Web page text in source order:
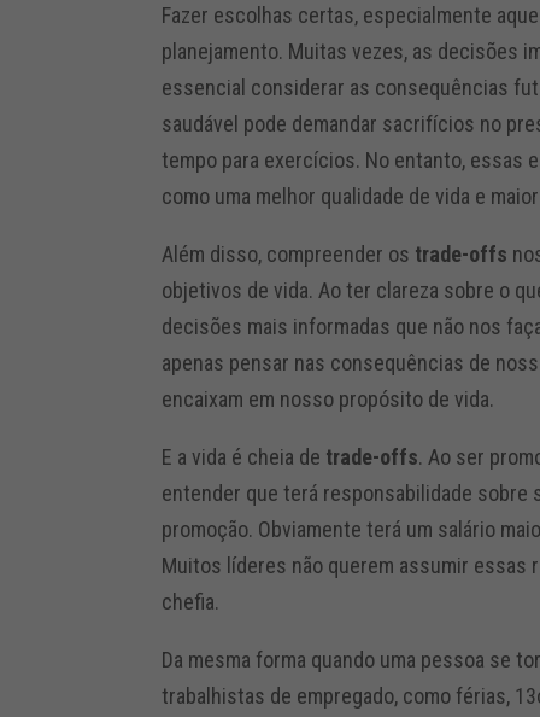
Fazer escolhas certas, especialmente
planejamento. Muitas vezes, as decisões
essencial considerar as consequências
saudável pode demandar sacrifícios no
tempo para exercícios. No entanto, essas
como uma melhor qualidade de vida e
Além disso, compreender os trade-offs
objetivos de vida. Ao ter clareza sobre o
decisões mais informadas que não nos
apenas pensar nas consequências de
encaixam em nosso propósito de vida.
E a vida é cheia de trade-offs. Ao ser
entender que terá responsabilidade sobre
promoção. Obviamente terá um salário
Muitos líderes não querem assumir essas
chefia.
Da mesma forma quando uma pessoa se
trabalhistas de empregado, como férias,